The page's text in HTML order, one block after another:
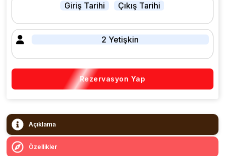
Giriş Tarihi Çıkış Tarihi
2 Yetişkin
Rezervasyon Yap
Açıklama
Özellikler